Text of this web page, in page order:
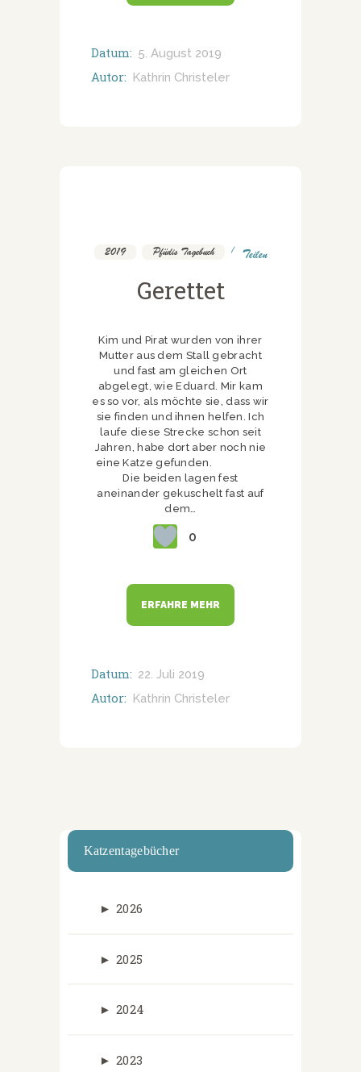
Datum: 5. August 2019
Autor: Kathrin Christeler
2019 Pfüdis Tagebuch Teilen
Gerettet
Kim und Pirat wurden von ihrer
Mutter aus dem Stall gebracht
und fast am gleichen Ort
abgelegt, wie Eduard. Mir kam
es so vor, als möchte sie, dass wir
sie finden und ihnen helfen. Ich
laufe diese Strecke schon seit
Jahren, habe dort aber noch nie
eine Katze gefunden.
Die beiden lagen fest
aneinander gekuschelt fast auf
dem…
0
ERFAHRE MEHR
Datum: 22. Juli 2019
Autor: Kathrin Christeler
Katzentagebücher
► 2026
► 2025
► 2024
► 2023